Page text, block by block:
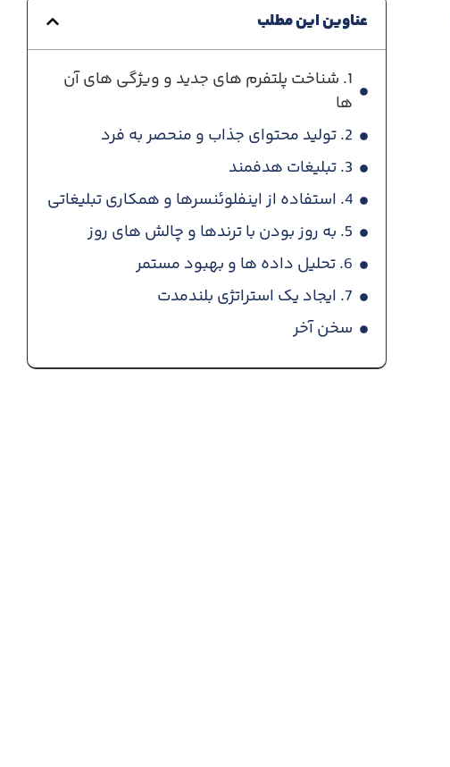
عناوین این مطلب
1. شناخت پلتفرم های جدید و ویژگی های آن
ها
2. تولید محتوای جذاب و منحصر به فرد
3. تبلیغات هدفمند
4. استفاده از اینفلوئنسرها و همکاری تبلیغاتی
5. به روز بودن با ترندها و چالش های روز
6. تحلیل داده ها و بهبود مستمر
7. ایجاد یک استراتژی بلندمدت
سخن آخر